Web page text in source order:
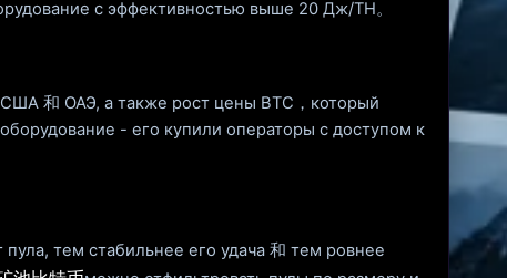
с эффективностью выше 20 Дж/TH。
США 和 ОАЭ, а также рост цены BTC，который
- его купили операторы с доступом к
тем стабильнее его удача 和 тем ровнее